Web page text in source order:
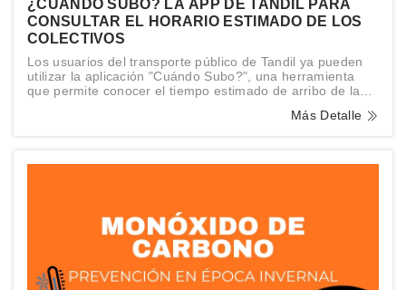
¿CUÁNDO SUBO? LA APP DE TANDIL PARA
CONSULTAR EL HORARIO ESTIMADO DE LOS
COLECTIVOS
Los usuarios del transporte público de Tandil ya pueden
utilizar la aplicación "Cuándo Subo?", una herramienta
que permite conocer el tiempo estimado de arribo de las
Más Detalle